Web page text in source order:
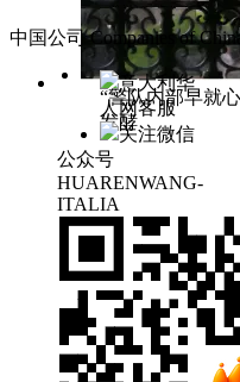
“警队内部早就
发酵
中国公司 Companies of
意大利华
人网客服
关注微信
公众号
HUARENWANG-
ITALIA